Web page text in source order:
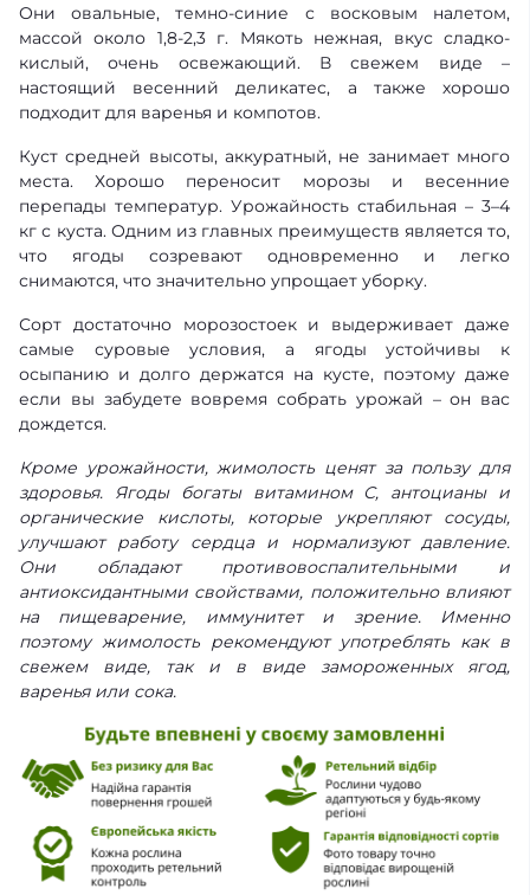
Они овальные, темно-синие с восковым налетом,
массой около 1,8-2,3 г. Мякоть нежная, вкус сладко-
кислый, очень освежающий. В свежем виде –
настоящий весенний деликатес, а также хорошо
подходит для варенья и компотов.
Куст средней высоты, аккуратный, не занимает много
места. Хорошо переносит морозы и весенние
перепады температур. Урожайность стабильная – 3–4
кг с куста. Одним из главных преимуществ является то,
что ягоды созревают одновременно и легко
снимаются, что значительно упрощает уборку.
Сорт достаточно морозостоек и выдерживает даже
самые суровые условия, а ягоды устойчивы к
осыпанию и долго держатся на кусте, поэтому даже
если вы забудете вовремя собрать урожай – он вас
дождется.
Кроме урожайности, жимолость ценят за пользу для
здоровья. Ягоды богаты витамином С, антоцианы и
органические кислоты, которые укрепляют сосуды,
улучшают работу сердца и нормализуют давление.
Они обладают противовоспалительными и
антиоксидантными свойствами, положительно влияют
на пищеварение, иммунитет и зрение. Именно
поэтому жимолость рекомендуют употреблять как в
свежем виде, так и в виде замороженных ягод,
варенья или сока.